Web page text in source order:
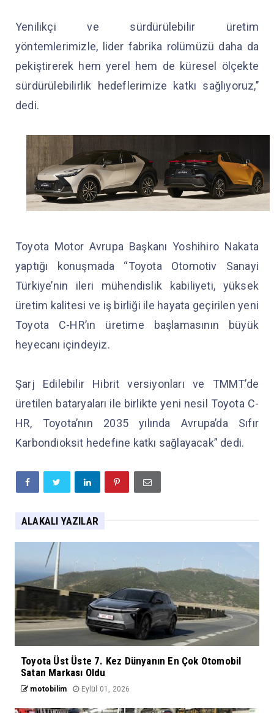
Yenilikçi ve sürdürülebilir üretim
yöntemlerimizle, lider fabrika rolümüzü daha da
pekiştirerek hem yerel hem de küresel ölçekte
sürdürülebilirlik hedeflerimize katkı sağlıyoruz,’’
dedi.
Toyota Motor Avrupa Başkanı Yoshihiro Nakata
yaptığı konuşmada “Toyota Otomotiv Sanayi
Türkiye’nin ileri mühendislik kabiliyeti, yüksek
üretim kalitesi ve iş birliği ile hayata geçirilen yeni
Toyota C-HR’ın üretime başlamasının büyük
heyecanı içindeyiz.
Şarj Edilebilir Hibrit versiyonları ve TMMT’de
üretilen bataryaları ile birlikte yeni nesil Toyota C-
HR, Toyota’nın 2035 yılında Avrupa’da Sıfır
Karbondioksit hedefine katkı sağlayacak” dedi.
ALAKALI YAZILAR
Toyota Üst Üste 7. Kez Dünyanın En Çok Otomobil
Satan Markası Oldu
motobilim Eylül 01, 2026